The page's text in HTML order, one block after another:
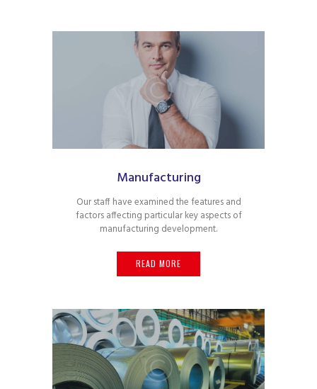
Manufacturing
Our staff have examined the features and
factors affecting particular key aspects of
manufacturing development.
READ MORE